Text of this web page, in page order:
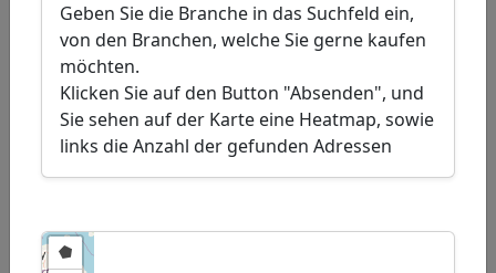
Geben Sie die Branche in das Suchfeld ein,
von den Branchen, welche Sie gerne kaufen
möchten.
Klicken Sie auf den Button "Absenden", und
Sie sehen auf der Karte eine Heatmap, sowie
links die Anzahl der gefunden Adressen